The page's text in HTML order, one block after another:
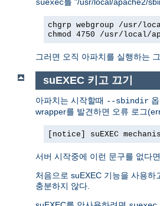
suexec를 "/usr/local/apache2/
chgrp webgroup /usr/
chmod 4750 /usr/local/
그러면 오직 아파치를 실행하는
suEXEC 키고 끄기
아파치는 시작할때 --sbindir
wrapper를 발견하면 오류 로그
[notice] suEXEC
서버 시작중에 이런 문구를 없다
처음으로 suEXEC 기능을 사용
충분하지 않다.